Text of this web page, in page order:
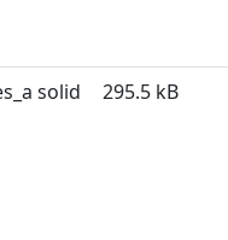
solid
295.5 kB